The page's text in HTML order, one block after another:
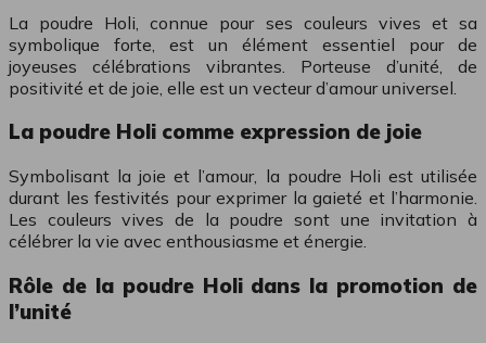
La poudre Holi, connue pour ses couleurs vives et sa
symbolique forte, est un élément essentiel pour de
joyeuses célébrations vibrantes. Porteuse d’unité, de
positivité et de joie, elle est un vecteur d’amour universel.
La poudre Holi comme expression de joie
Symbolisant la joie et l’amour, la poudre Holi est utilisée
durant les festivités pour exprimer la gaieté et l’harmonie.
Les couleurs vives de la poudre sont une invitation à
célébrer la vie avec enthousiasme et énergie.
Rôle de la poudre Holi dans la promotion de
l’unité